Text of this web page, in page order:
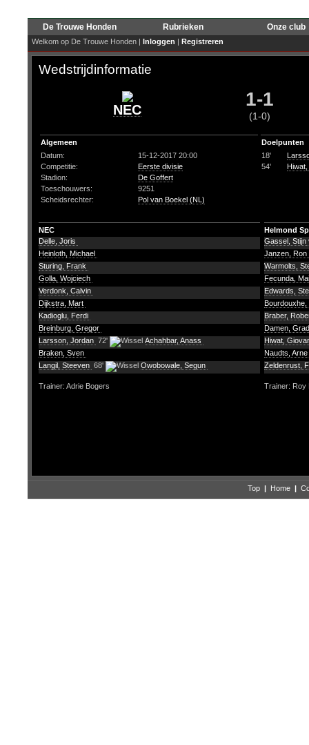
De Trouwe Honden Rubrieken Onze club
Welkom op De Trouwe Honden | Inloggen | Registreren
Wedstrijdinformatie
NEC 1-1
(1-0)
Algemeen
Datum:
15-12-2017 20:00
Competitie:
Eerste divisie
Stadion:
De Goffert
Toeschouwers:
9251
Scheidsrechter:
Pol van Boekel (NL)
Doelpunten
18'
54'
NEC
Helmond
Delle, Joris
Heinloth, Michael
Sturing, Frank
Golla, Wojciech
Verdonk, Calvin
Dijkstra, Mart
Kadioglu, Ferdi
Breinburg, Gregor
Larsson, Jordan 72'
Achahbar, Anass
Braken, Sven
Langil, Steeven 68' Owobowale, Segun
Gassel, Stijn
Janzen, Ron
Warmolts,
Fecunda,
Edwards,
Braber,
Damen,
Hiwat,
Naudts, Arne
Zeldenrust,
Trainer: Adrie Bogers Trainer: Roy
Top | Home |